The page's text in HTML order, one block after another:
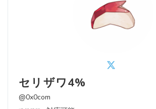
セリザワ4%
@0x0com